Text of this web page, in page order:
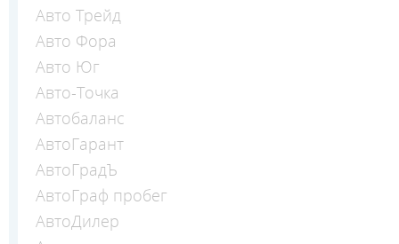
Авто Трейд
Авто Фора
Авто Юг
Авто-Точка
Автобаланс
АвтоГарант
АвтоГрадЪ
АвтоГраф пробег
АвтоДилер